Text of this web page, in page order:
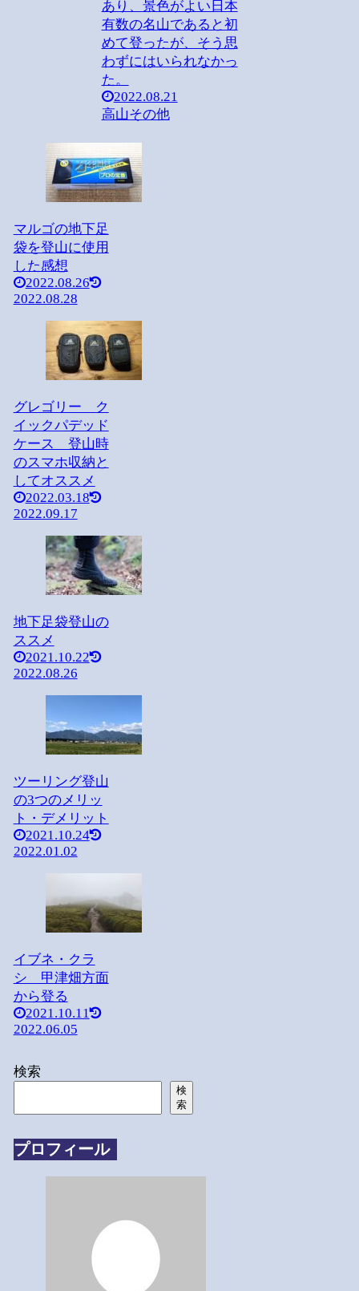
あり、景色がよい日本
有数の名山であると初
めて登ったが、そう思
わずにはいられなかっ
た。
2022.08.21
高山その他
マルゴの地下足
袋を登山に使用
した感想
2022.08.26
2022.08.28
グレゴリー ク
イックパデッド
ケース 登山時
のスマホ収納と
してオススメ
2022.03.18
2022.09.17
地下足袋登山の
ススメ
2021.10.22
2022.08.26
ツーリング登山
の3つのメリッ
ト・デメリット
2021.10.24
2022.01.02
イブネ・クラ
シ 甲津畑方面
から登る
2021.10.11
2022.06.05
検索
検
索
プロフィール